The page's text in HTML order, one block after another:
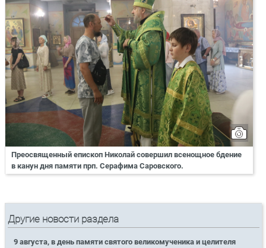
Преосвященный епископ Николай совершил всенощное бдение
в канун дня памяти прп. Серафима Саровского.
Другие новости раздела
9 августа, в день памяти святого великомученика и целителя